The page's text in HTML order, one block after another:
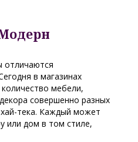
отличаются
в магазинах
мебели,
совершенно разных
тека. Каждый может
или дом в том стиле,